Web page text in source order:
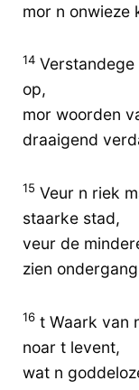
mor n onwieze
14
op,
mor woorden
draaigend
15 Veur n riek
staarke stad,
veur de
zien
16 t Waark van
noar t levent,
wat n